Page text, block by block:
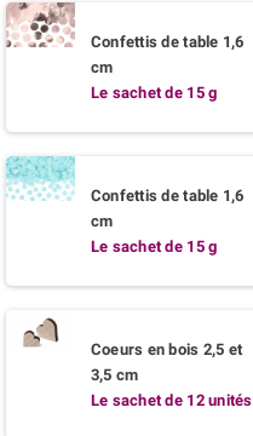
Confettis de table 1,6
cm
Le sachet de 15 g
Confettis de table 1,6
cm
Le sachet de 15 g
Coeurs en bois 2,5 et
3,5 cm
Le sachet de 12 unités